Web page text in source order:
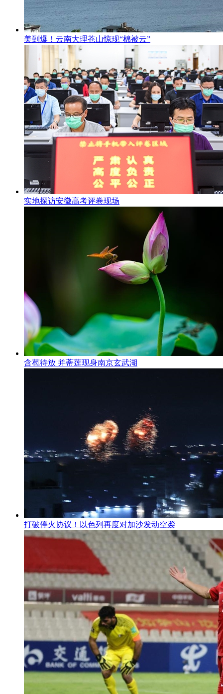
美到爆！云南大理苍山惊现“棉被云”
实地探访安徽高考评卷现场
含苞待放 并蒂莲现身南京玄武湖
打破停火协议！以色列再度对加沙发动空袭